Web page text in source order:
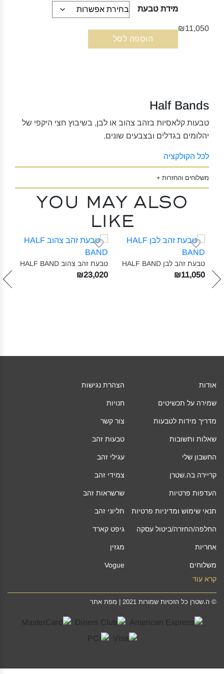
₪11,050
מידת טבעת
הוספה לסל
Half Bands
טבעות קלאסיות בזהב צהוב או לבן, בשיבוץ חצי היקפי של
יהלומים בגדלים ובצבעים שונים.
לכל הקולקציה
משלוחים והחזרות +
You may also
like
טבעת זהב לבן HALF BAND‎
₪11,050
טבעת זהב צהוב HALF BAND‎
₪23,020
אודות
שמירה על תכשיטים
מדריך מידות לטבעות
שאלות ותשובות
החשבון שלי
קריירה בה.שטרן
העדפות פרטיות
תנאי שימוש ומדיניות פרטיות
החלפה/החזרה/ביטול עסקה
אחריות
משלוחים
הצהרת נגישות
חנויות
צור קשר
טבעות זהב
עגילי זהב
צמידי זהב
שרשראות זהב
תליוני זהב
גיפט קארד
מגזין
Vogue
קרא עוד
© ה.שטרן כל הזכויות שמורות 2021 | מפת אתר